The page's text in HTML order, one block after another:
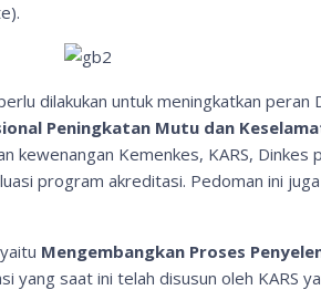
dilakukan untuk meningkatkan
Peningkatan Mutu dan
kewenangan Kemenkes, KARS,
program akreditasi. Pedoman ini
Mengembangkan Proses
yang saat ini telah disusun oleh KARS